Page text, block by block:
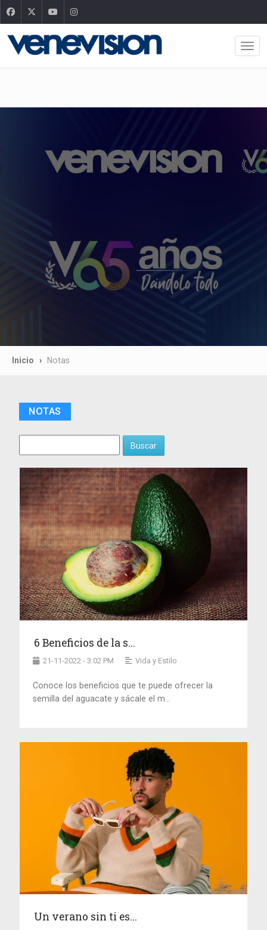
Inicio Notas
NOTAS
Buscar
6 Beneficios de la s...
21-11-2022 - 3:02 PM Vida y Estilo
Conoce los beneficios que te puede ofrecer la
semilla del aguacate y sácale el m...
Un verano sin ti es...